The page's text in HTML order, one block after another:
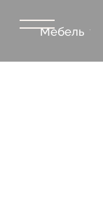
Мебель